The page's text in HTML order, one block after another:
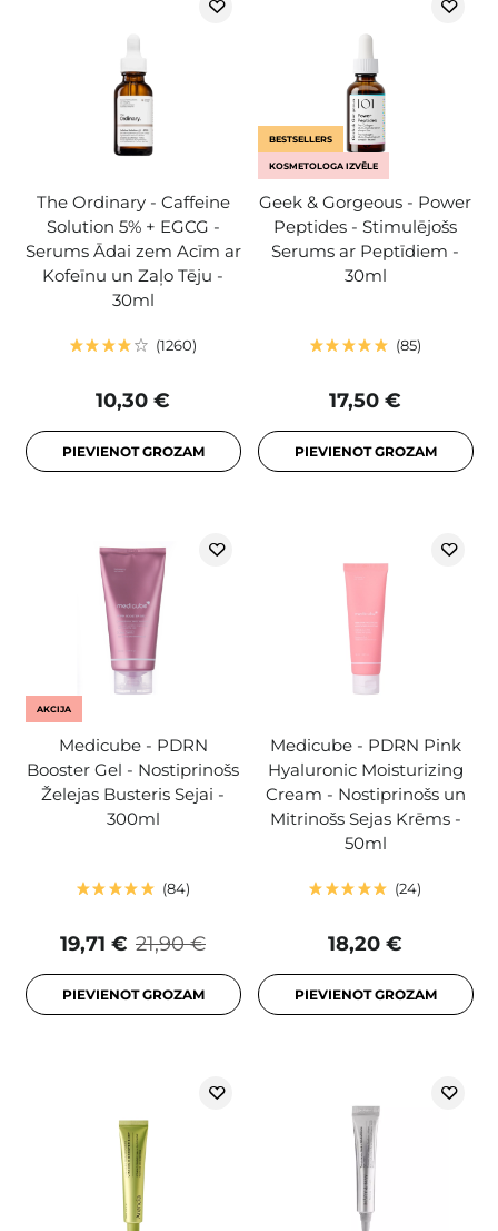
The Ordinary - Caffeine
Solution 5% + EGCG -
Serums Ādai zem Acīm ar
Kofeīnu un Zaļo Tēju -
30ml
1260
10,30 €
PIEVIENOT GROZAM
BESTSELLERS
KOSMETOLOGA IZVĒLE
Geek & Gorgeous - Power
Peptides - Stimulējošs
Serums ar Peptīdiem -
30ml
85
17,50 €
PIEVIENOT GROZAM
AKCIJA
Medicube - PDRN
Booster Gel - Nostiprinošs
Želejas Busteris Sejai -
300ml
84
21,90 €
19,71 €
PIEVIENOT GROZAM
Medicube - PDRN Pink
Hyaluronic Moisturizing
Cream - Nostiprinošs un
Mitrinošs Sejas Krēms -
50ml
24
18,20 €
PIEVIENOT GROZAM